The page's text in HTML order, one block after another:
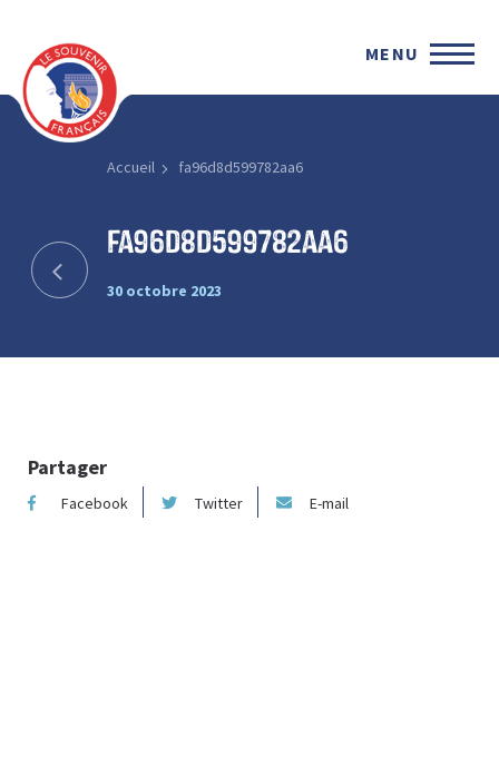
MENU
Accueil fa96d8d599782aa6
fa96d8d599782aa6
30 octobre 2023
Partager
Facebook Twitter E-mail